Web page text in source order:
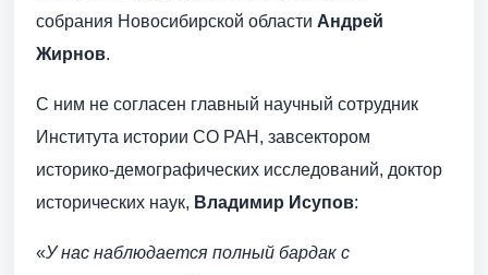
собрания Новосибирской области Андрей
Жирнов.
С ним не согласен главный научный сотрудник
Института истории СО РАН, завсектором
историко-демографических исследований, доктор
исторических наук, Владимир Исупов:
«У нас наблюдается полный бардак с